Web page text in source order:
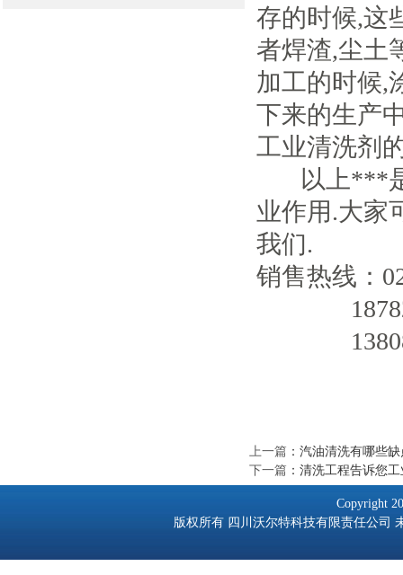
存的时候,这
者焊渣,尘土
加工的时候,
下来的生产
工业清洗剂
以上***
业作用.大家
我们.
销售热线：
上一篇 ： 汽油清洗有哪些缺
下一篇 ： 清洗工程告诉您
Copyright
版权所有 四川沃尔特科技有限责任公司